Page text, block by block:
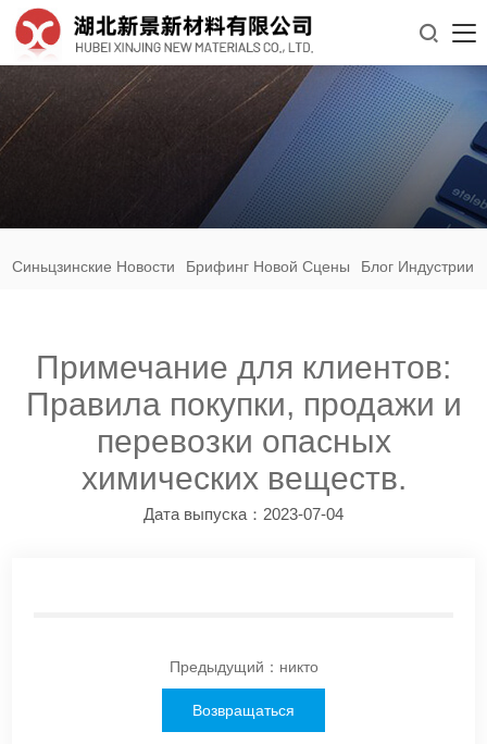

Синьцзинские Новости Брифинг Новой Сцены Блог Индустрии
Примечание для клиентов:
Правила покупки, продажи и
перевозки опасных
химических веществ.
Дата выпуска：2023-07-04
Предыдущий：никто
Возвращаться